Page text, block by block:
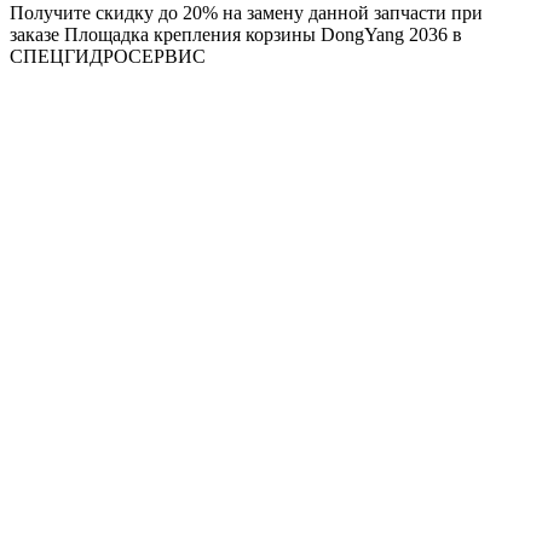
Получите скидку до 20% на замену данной запчасти при
заказе Площадка крепления корзины DongYang 2036 в
СПЕЦГИДРОСЕРВИС